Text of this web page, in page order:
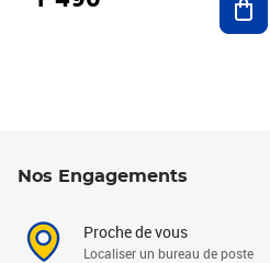
Nos Engagements
Proche de vous
Localiser un bureau de poste